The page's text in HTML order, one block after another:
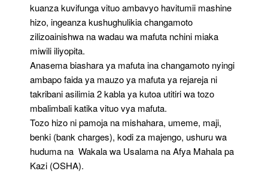
kuanza kuvifunga vituo ambavyo havitumii mashine
hizo, ingeanza kushughulikia changamoto
zilizoainishwa na wadau wa mafuta nchini miaka
miwili iliyopita.
Anasema biashara ya mafuta ina changamoto nyingi
ambapo faida ya mauzo ya mafuta ya rejareja ni
takribani asilimia 2 kabla ya kutoa utitiri wa tozo
mbalimbali katika vituo vya mafuta.
Tozo hizo ni pamoja na mishahara, umeme, maji,
benki (bank charges), kodi za majengo, ushuru wa
huduma na Wakala wa Usalama na Afya Mahala pa
Kazi (OSHA).